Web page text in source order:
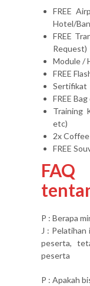
FREE
Hotel/
FREE
Request)
Module /
FREE
Sertifikat
FREE
Training
etc)
2x
FREE
FAQ
P : Berapa
J : Pelatihan
peserta,
peserta
P : Apakah